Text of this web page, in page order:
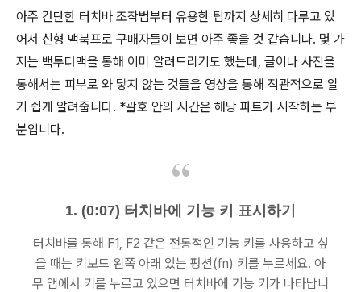
아주 간단한 터치바 조작법부터 유용한 팁까지 상세히 다루고 있
어서 신형 맥북프로 구매자들이 보면 아주 좋을 것 같습니다. 몇 가
지는 백투더맥을 통해 이미 알려드리기도 했는데, 글이나 사진을
통해서는 피부로 와 닿지 않는 것들을 영상을 통해 직관적으로 알
기 쉽게 알려줍니다. *괄호 안의 시간은 해당 파트가 시작하는 부
분입니다.
1. (0:07) 터치바에 기능 키 표시하기
터치바를 통해 F1, F2 같은 전통적인 기능 키를 사용하고 싶
을 때는 키보드 왼쪽 아래 있는 펑션(fn) 키를 누르세요. 아
무 앱에서 키를 누르고 있으면 터치바에 기능 키가 나타납니